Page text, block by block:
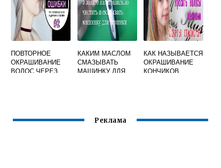
ПОВТОРНОЕ
ОКРАШИВАНИЕ
ВОЛОС ЧЕРЕЗ
КАКИМ МАСЛОМ
СМАЗЫВАТЬ
МАШИНКУ ДЛЯ
КАК НАЗЫВАЕТСЯ
ОКРАШИВАНИЕ
КОНЧИКОВ
Реклама